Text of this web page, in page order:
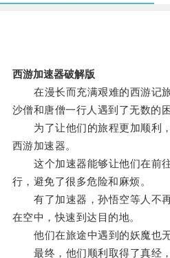
西游加速器破解版
在漫长而充满艰难的西游记旅
沙僧和唐僧一行人遇到了无数的
为了让他们的旅程更加顺利，
西游加速器。
这个加速器能够让他们在前往
行，避免了很多危险和麻烦。
有了加速器，孙悟空等人不
在空中，快速到达目的地。
他们在旅途中遇到的妖魔也无
最终，他们顺利取得了真经，